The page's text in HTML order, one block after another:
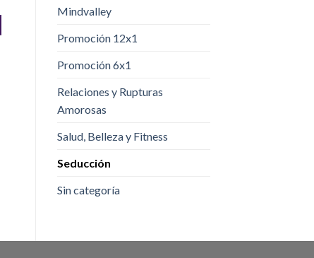
Mindvalley
Promoción 12x1
Promoción 6x1
Relaciones y Rupturas
Amorosas
Salud, Belleza y Fitness
Seducción
Sin categoría
AÑADIR AL CARRITO